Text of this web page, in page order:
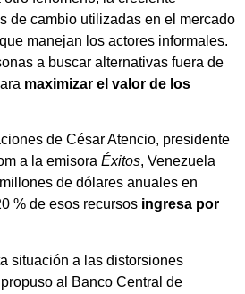
de cambio utilizadas en el mercado
manejan los actores informales.
a buscar alternativas fuera de
maximizar el valor de los
de César Atencio, presidente
a la emisora Éxitos, Venezuela
de dólares anuales en
% de esos recursos ingresa por
situación a las distorsiones
al Banco Central de